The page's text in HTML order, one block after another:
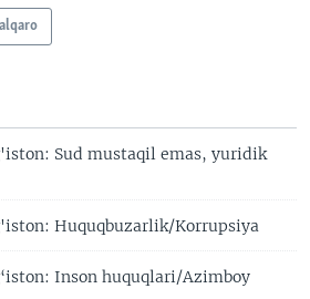
Sud mustaqil emas, yuridik
Huquqbuzarlik/Korrupsiya
Inson huquqlari/Azimboy